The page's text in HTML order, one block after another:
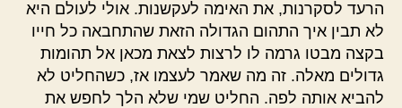
הרעד לסקרנות, את האימה לעקשנות. אולי לעולם היא
לא תבין איך התהום הגדולה הזאת שהתחבאה כל חייו
בקצה מבטו גרמה לו לרצות לצאת מכאן אל תהומות
גדולים מאלה. זה מה שאמר לעצמו אז, כשהחליט לא
להביא אותה לפה. החליט שמי שלא הלך לחפש את